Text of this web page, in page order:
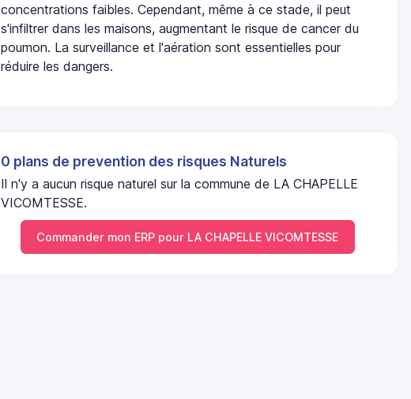
concentrations faibles. Cependant, même à ce stade, il peut
s'infiltrer dans les maisons, augmentant le risque de cancer du
poumon. La surveillance et l'aération sont essentielles pour
réduire les dangers.
0 plans de prevention des risques Naturels
Il n'y a aucun risque naturel sur la commune de LA CHAPELLE
VICOMTESSE.
Commander mon ERP pour LA CHAPELLE VICOMTESSE